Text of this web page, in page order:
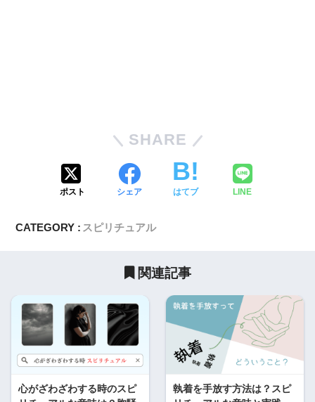
SHARE
ポスト シェア はてブ LINE
CATEGORY : スピリチュアル
関連記事
心がざわざわする時のスピ
執着を手放す方法は？スピ